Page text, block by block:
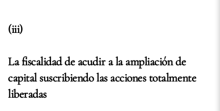
(iii)
La fiscalidad de acudir a la ampliación de
capital suscribiendo las acciones totalmente
liberadas